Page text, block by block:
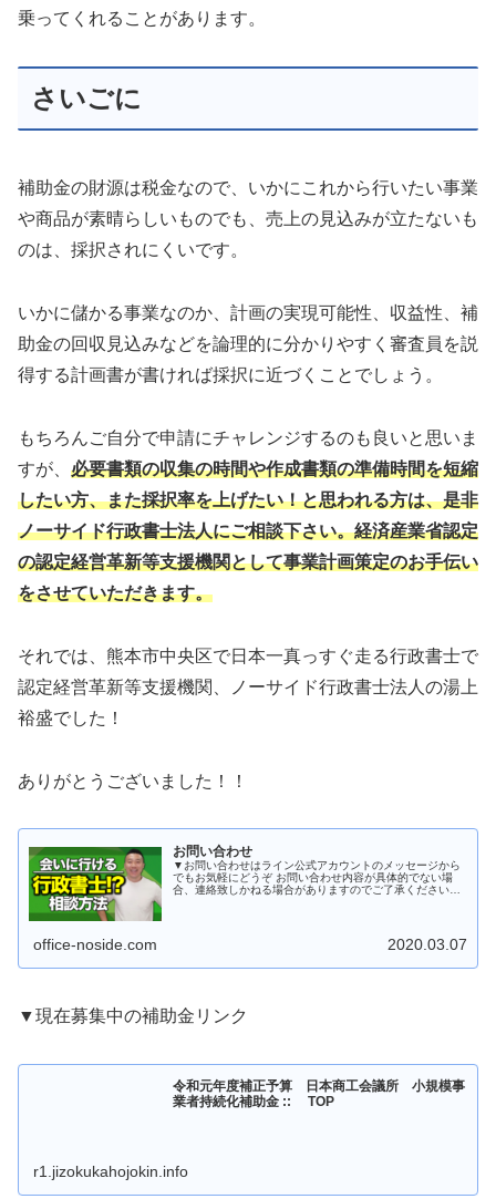
乗ってくれることがあります。
さいごに
補助金の財源は税金なので、いかにこれから行いたい事業
や商品が素晴らしいものでも、売上の見込みが立たないも
のは、採択されにくいです。
いかに儲かる事業なのか、計画の実現可能性、収益性、補
助金の回収見込みなどを論理的に分かりやすく審査員を説
得する計画書が書ければ採択に近づくことでしょう。
もちろんご自分で申請にチャレンジするのも良いと思いま
すが、 必要書類の収集の時間や作成書類の準備時間を短縮
したい方、また採択率を上げたい！と思われる方は、是非
ノーサイド行政書士法人にご相談下さい。経済産業省認定
の認定経営革新等支援機関として事業計画策定のお手伝い
をさせていただきます。
それでは、熊本市中央区で日本一真っすぐ走る行政書士で
認定経営革新等支援機関、ノーサイド行政書士法人の湯上
裕盛でした！
ありがとうございました！！
お問い合わせ
▼お問い合わせはライン公式アカウントのメッセージから
でもお気軽にどうぞ お問い合わせ内容が具体的でない場
合、連絡致しかねる場合がありますのでご了承ください。
office-noside.com 2020.03.07
▼現在募集中の補助金リンク
令和元年度補正予算 日本商工会議所 小規模事
業者持続化補助金 :: TOP
r1.jizokukahojokin.info